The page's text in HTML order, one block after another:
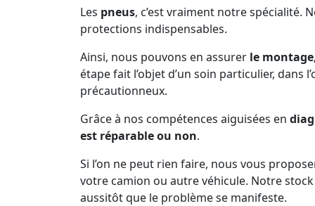
Les pneus, c’est vraiment notre spécialité.
protections indispensables.
Ainsi, nous pouvons en assurer le
étape fait l’objet d’un soin particulier, dans
précautionneux.
Grâce à nos compétences aiguisées en
est réparable ou non.
Si l’on ne peut rien faire, nous vous
votre camion ou autre véhicule. Notre
aussitôt que le problème se manifeste.